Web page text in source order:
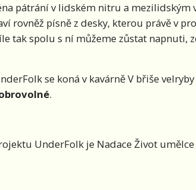
pátrání v lidském nitru a mezilidským
rovněž písně z desky, kterou právě v
tak spolu s ní můžeme zůstat napnuti,
se koná v kavárně V břiše velryby
.
UnderFolk je Nadace Život umělce